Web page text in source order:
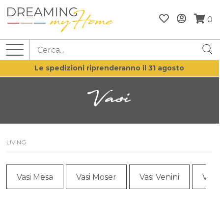
0
Le spedizioni riprenderanno il 31 agosto
Vasi
LIVING
Vasi Mesa Vasi Moser Vasi Venini